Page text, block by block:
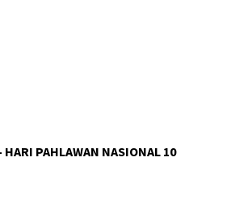
HARI PAHLAWAN NASIONAL 10